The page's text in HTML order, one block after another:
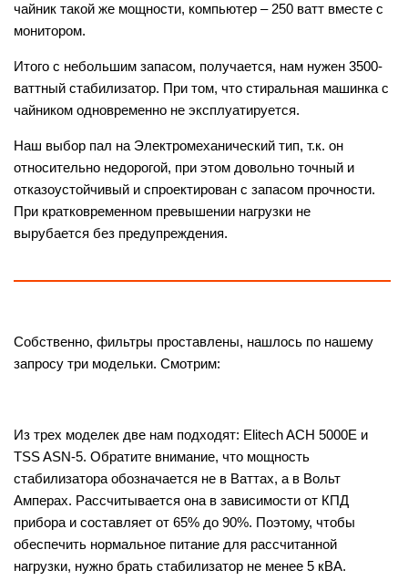
чайник такой же мощности, компьютер – 250 ватт вместе с
монитором.
Итого с небольшим запасом, получается, нам нужен 3500-
ваттный стабилизатор. При том, что стиральная машинка с
чайником одновременно не эксплуатируется.
Наш выбор пал на Электромеханический тип, т.к. он
относительно недорогой, при этом довольно точный и
отказоустойчивый и спроектирован с запасом прочности.
При кратковременном превышении нагрузки не
вырубается без предупреждения.
Собственно, фильтры проставлены, нашлось по нашему
запросу три модельки. Смотрим:
Из трех моделек две нам подходят: Elitech ACH 5000E и
TSS ASN-5. Обратите внимание, что мощность
стабилизатора обозначается не в Ваттах, а в Вольт
Амперах. Рассчитывается она в зависимости от КПД
прибора и составляет от 65% до 90%. Поэтому, чтобы
обеспечить нормальное питание для рассчитанной
нагрузки, нужно брать стабилизатор не менее 5 кВА.